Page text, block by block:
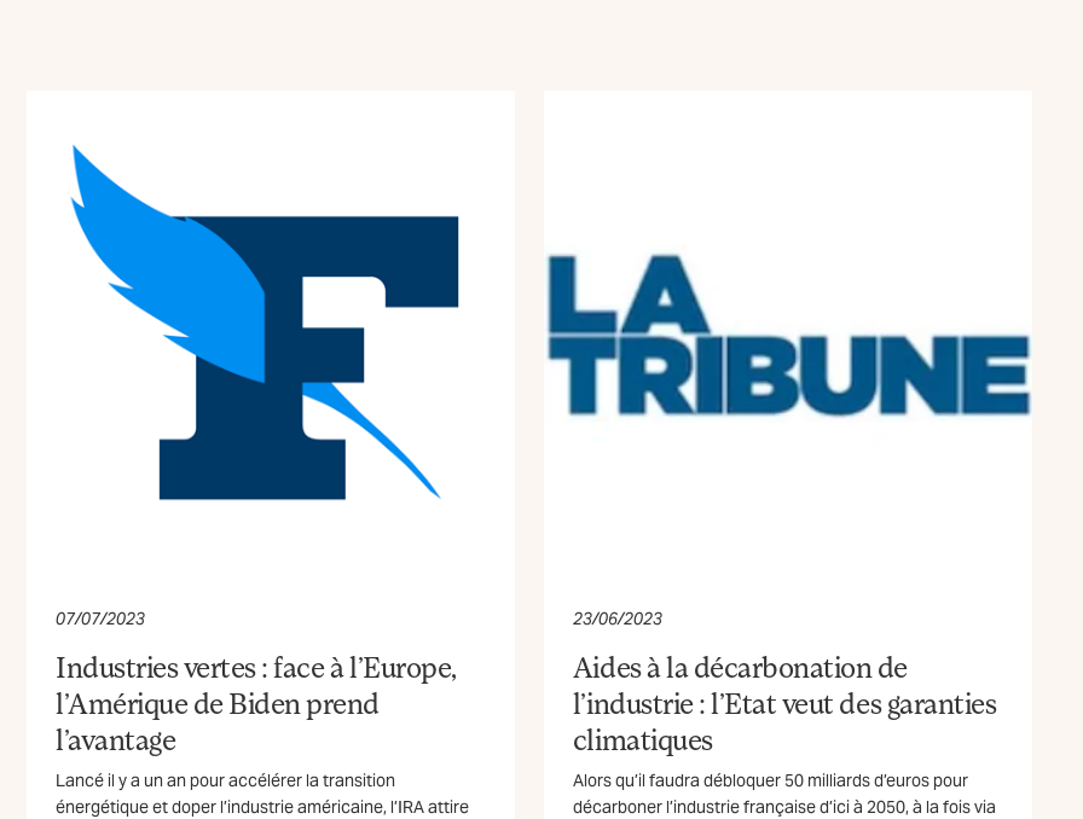
07/07/2023
Industries vertes : face à l’Europe,
l’Amérique de Biden prend
l’avantage
Lancé il y a un an pour accélérer la transition
énergétique et doper l’industrie américaine, l’IRA attire
23/06/2023
Aides à la décarbonation de
l’industrie : l’Etat veut des garanties
climatiques
Alors qu’il faudra débloquer 50 milliards d’euros pour
décarboner l’industrie française d’ici à 2050, à la fois via